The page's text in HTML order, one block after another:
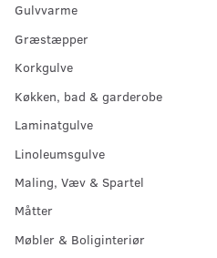
Gulvvarme
Græstæpper
Korkgulve
Køkken, bad & garderobe
Laminatgulve
Linoleumsgulve
Maling, Væv & Spartel
Måtter
Møbler & Boliginteriør